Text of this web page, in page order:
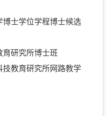
博士学位学程博士候选
育研究所博士班
技教育研究所网路教学